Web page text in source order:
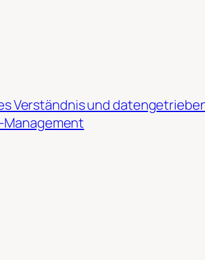
Verständnis und